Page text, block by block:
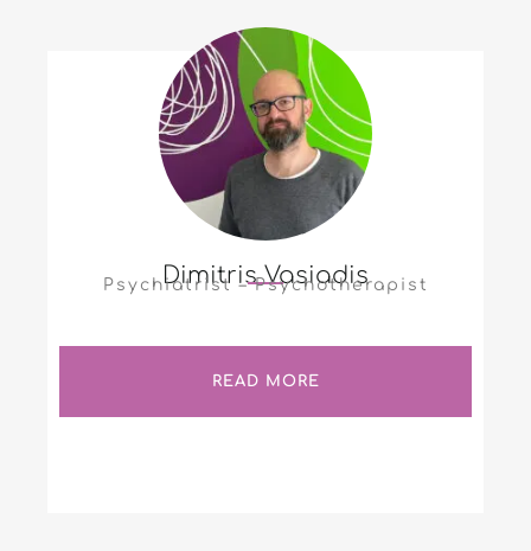
Dimitris Vasiadis
Psychiatrist – Psychotherapist
READ MORE